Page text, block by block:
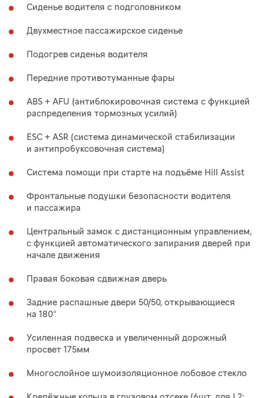
Сиденье водителя с подголовником
Двухместное пассажирское сиденье
Подогрев сиденья водителя
Передние противотуманные фары
ABS + AFU (антиблокировочная система с функцией
распределения тормозных усилий)
ESC + ASR (система динамической стабилизации
и антипробуксовочная система)
Система помощи при старте на подъёме Hill Assist
Фронтальные подушки безопасности водителя
и пассажира
Центральный замок c дистанционным управлением,
с функцией автоматического запирания дверей при
начале движения
Правая боковая сдвижная дверь
Задние распашные двери 50/50, открывающиеся
на 180°
Усиленная подвеска и увеличенный дорожный
просвет 175мм
Многослойное шумоизоляционное лобовое стекло